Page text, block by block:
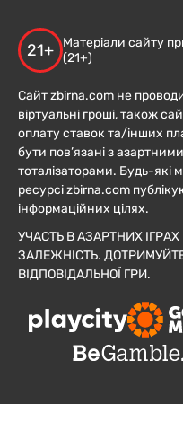
21+
Матеріали сайту
(21+)
Сайт zbirna.com не
віртуальні гроші, також
оплату ставок та/інших
бути пов’язані з
тоталізаторами. Будь-які
ресурсі zbirna.com
інформаційних цілях.
УЧАСТЬ В АЗАРТНИХ
ЗАЛЕЖНІСТЬ.
ВІДПОВІДАЛЬНОЇ ГРИ.